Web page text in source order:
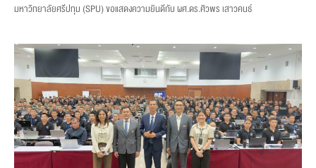
มหาวิทยาลัยศรีปทุม (SPU) ขอแสดงความยินดีกับ ผศ.ดร.ศิวพร เสาวคนธ์